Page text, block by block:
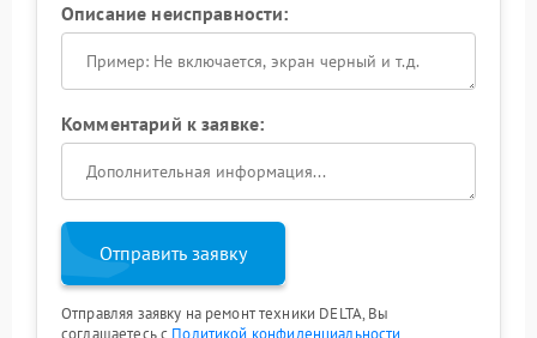
Описание неисправности:
Комментарий к заявке:
Отправить заявку
Отправляя заявку на ремонт техники DELTA, Вы
соглашаетесь с Политикой конфиденциальности